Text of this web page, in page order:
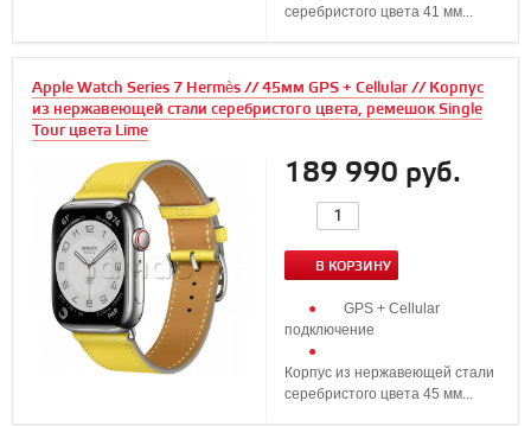
серебристого цвета 41 мм...
Apple Watch Series 7 Hermès // 45мм GPS + Cellular // Корпус
из нержавеющей стали серебристого цвета, ремешок Single
Tour цвета Lime
189 990 руб.
В КОРЗИНУ
GPS + Cellular
подключение
Корпус из нержавеющей стали
серебристого цвета 45 мм...